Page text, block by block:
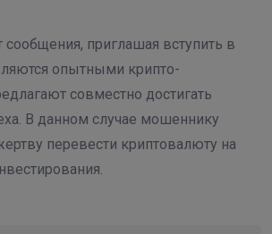
приглашая вступить в
опытными крипто-
совместно достигать
В данном случае мошеннику
перевести криптовалюту на